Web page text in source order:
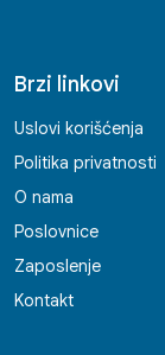
Brzi linkovi
Uslovi korišćenja
Politika privatnosti
O nama
Poslovnice
Zaposlenje
Kontakt